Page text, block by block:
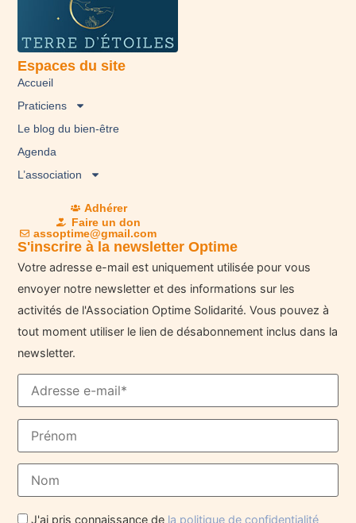
Espaces du site
Accueil
Praticiens
Le blog du bien-être
Agenda
L’association
Adhérer
Faire un don
assoptime@gmail.com
S'inscrire à la newsletter Optime
Votre adresse e-mail est uniquement utilisée pour vous
envoyer notre newsletter et des informations sur les
activités de l'Association Optime Solidarité. Vous pouvez à
tout moment utiliser le lien de désabonnement inclus dans la
newsletter.
J'ai pris connaissance de la politique de confidentialité